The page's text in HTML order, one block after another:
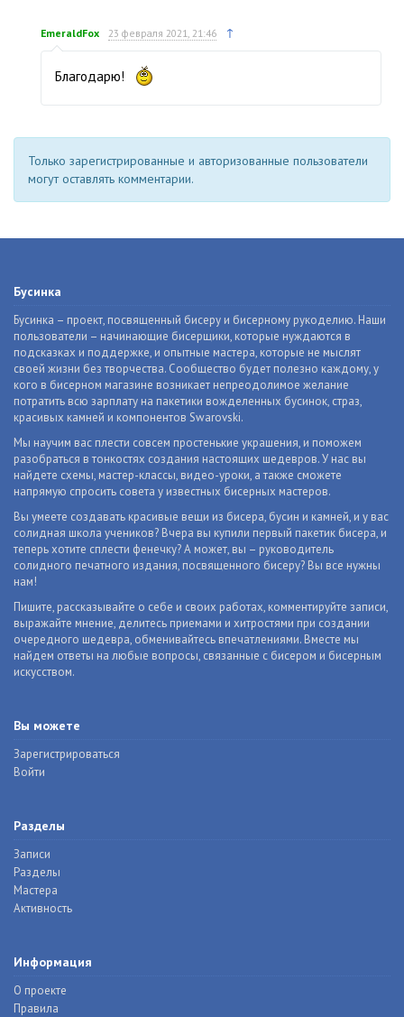
EmeraldFox 23 февраля 2021, 21:46 ↑
Благодарю!
Только зарегистрированные и авторизованные пользователи
могут оставлять комментарии.
Бусинка
Бусинка – проект, посвященный бисеру и бисерному рукоделию. Наши
пользователи – начинающие бисерщики, которые нуждаются в
подсказках и поддержке, и опытные мастера, которые не мыслят
своей жизни без творчества. Сообщество будет полезно каждому, у
кого в бисерном магазине возникает непреодолимое желание
потратить всю зарплату на пакетики вожделенных бусинок, страз,
красивых камней и компонентов Swarovski.
Мы научим вас плести совсем простенькие украшения, и поможем
разобраться в тонкостях создания настоящих шедевров. У нас вы
найдете схемы, мастер-классы, видео-уроки, а также сможете
напрямую спросить совета у известных бисерных мастеров.
Вы умеете создавать красивые вещи из бисера, бусин и камней, и у вас
солидная школа учеников? Вчера вы купили первый пакетик бисера, и
теперь хотите сплести фенечку? А может, вы – руководитель
солидного печатного издания, посвященного бисеру? Вы все нужны
нам!
Пишите, рассказывайте о себе и своих работах, комментируйте записи,
выражайте мнение, делитесь приемами и хитростями при создании
очередного шедевра, обменивайтесь впечатлениями. Вместе мы
найдем ответы на любые вопросы, связанные с бисером и бисерным
искусством.
Вы можете
Зарегистрироваться
Войти
Разделы
Записи
Разделы
Мастера
Активность
Информация
О проекте
Правила